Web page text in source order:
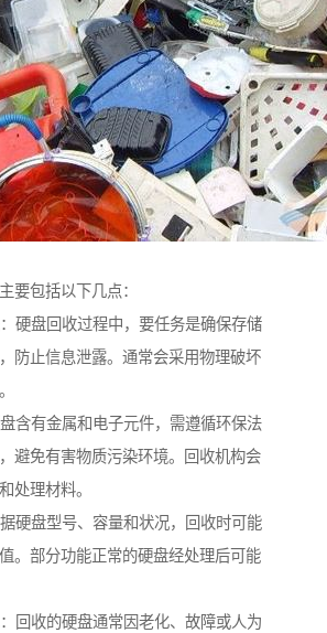
要包括以下几点：
硬盘回收过程中，要任务是确保存储
防止信息泄露。通常会采用物理破坏
含有金属和电子元件，需遵循环保法
避免有害物质污染环境。回收机构会
处理材料。
硬盘型号、容量和状况，回收时可能
。部分功能正常的硬盘经处理后可能
回收的硬盘通常因老化、故障或人为